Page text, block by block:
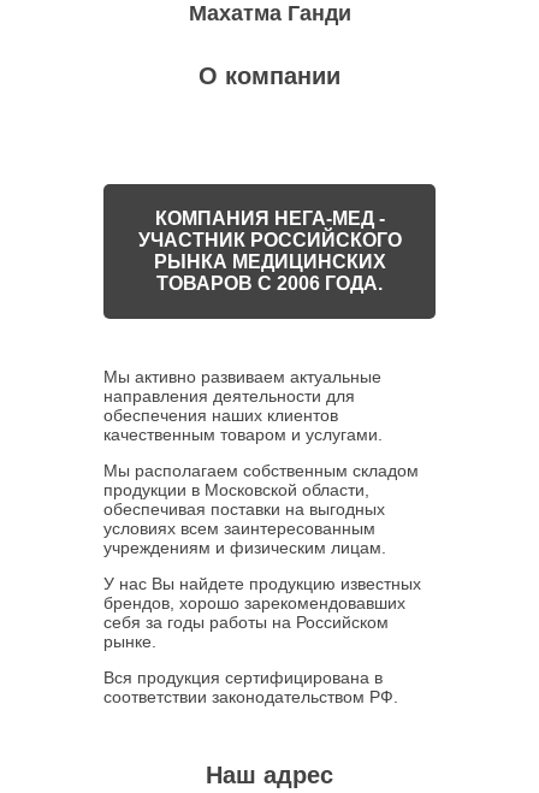
Махатма Ганди
О компании
КОМПАНИЯ НЕГА-МЕД -
УЧАСТНИК РОССИЙСКОГО
РЫНКА МЕДИЦИНСКИХ
ТОВАРОВ С 2006 ГОДА.
Мы активно развиваем актуальные
направления деятельности для
обеспечения наших клиентов
качественным товаром и услугами.
Мы располагаем собственным складом
продукции в Московской области,
обеспечивая поставки на выгодных
условиях всем заинтересованным
учреждениям и физическим лицам.
У нас Вы найдете продукцию известных
брендов, хорошо зарекомендовавших
себя за годы работы на Российском
рынке.
Вся продукция сертифицирована в
соответствии законодательством РФ.
Наш адрес